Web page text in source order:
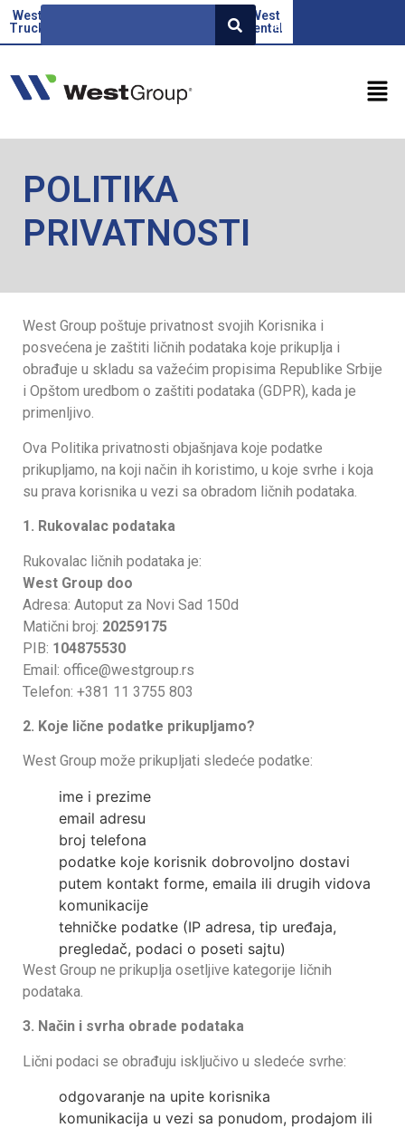
West
Truck
Factor
West
rental
EN
POLITIKA
PRIVATNOSTI
West Group poštuje privatnost svojih Korisnika i
posvećena je zaštiti ličnih podataka koje prikuplja i
obrađuje u skladu sa važećim propisima Republike Srbije
i Opštom uredbom o zaštiti podataka (GDPR), kada je
primenljivo.
Ova Politika privatnosti objašnjava koje podatke
prikupljamo, na koji način ih koristimo, u koje svrhe i koja
su prava korisnika u vezi sa obradom ličnih podataka.
1. Rukovalac podataka
Rukovalac ličnih podataka je:
West Group doo
Adresa: Autoput za Novi Sad 150d
Matični broj: 20259175
PIB: 104875530
Email: office@westgroup.rs
Telefon: +381 11 3755 803
2. Koje lične podatke prikupljamo?
West Group može prikupljati sledeće podatke:
ime i prezime
email adresu
broj telefona
podatke koje korisnik dobrovoljno dostavi
putem kontakt forme, emaila ili drugih vidova
komunikacije
tehničke podatke (IP adresa, tip uređaja,
pregledač, podaci o poseti sajtu)
West Group ne prikuplja osetljive kategorije ličnih
podataka.
3. Način i svrha obrade podataka
Lični podaci se obrađuju isključivo u sledeće svrhe:
odgovaranje na upite korisnika
komunikacija u vezi sa ponudom, prodajom ili